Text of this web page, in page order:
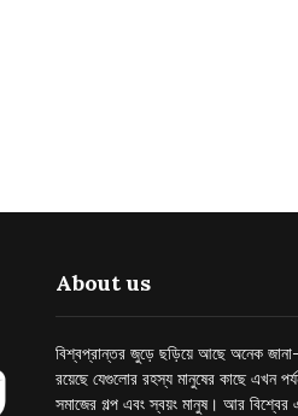
About us
বিশ্বপ্রান্তর জুড়ে ছড়িয়ে আছে অনেক
রয়েছে যেগুলোর রহস্য মানুষের কাছে এখন
সমাজের গল্প এবং স্বয়ং মানুষ। আর